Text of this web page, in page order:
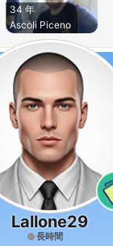
34 年
Ascoli Piceno
Lallone29
長時間